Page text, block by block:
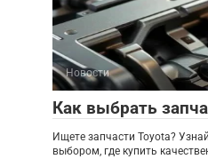
Новости
Как выбрать
Ищете запчасти Toyota?
выбором, где купить